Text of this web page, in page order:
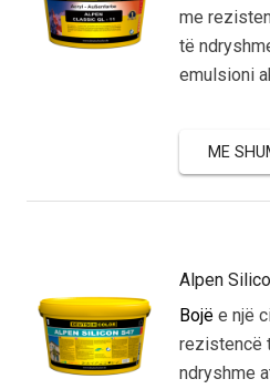
me
të
emulsioni
ME
Alpen
Bojë e një
rezistencë
ndryshme